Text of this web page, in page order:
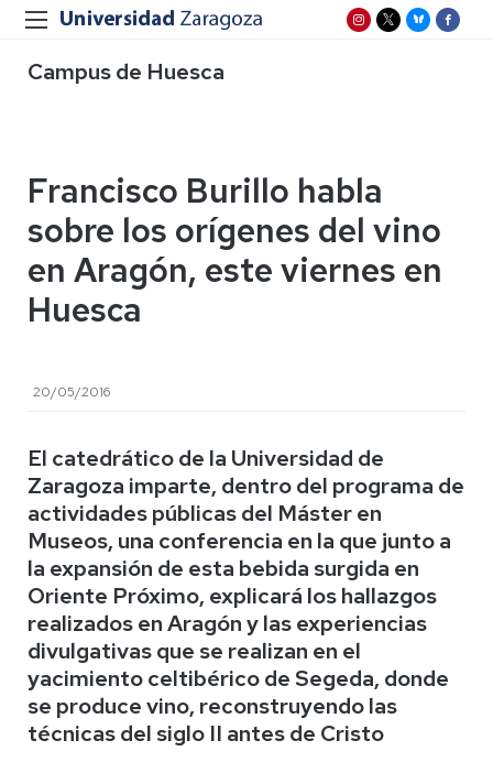
Campus de Huesca
Francisco Burillo habla
sobre los orígenes del vino
en Aragón, este viernes en
Huesca
20/05/2016
El catedrático de la Universidad de
Zaragoza imparte, dentro del programa de
actividades públicas del Máster en
Museos, una conferencia en la que junto a
la expansión de esta bebida surgida en
Oriente Próximo, explicará los hallazgos
realizados en Aragón y las experiencias
divulgativas que se realizan en el
yacimiento celtibérico de Segeda, donde
se produce vino, reconstruyendo las
técnicas del siglo II antes de Cristo